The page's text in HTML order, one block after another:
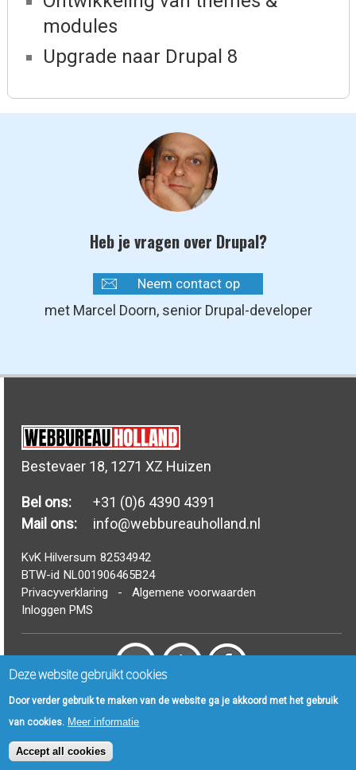
modules
Upgrade naar Drupal 8
Heb je vragen over Drupal?
Neem contact op
met Marcel Doorn, senior Drupal-developer
Bestevaer 18, 1271 XZ Huizen
Bel ons:
+31 (0)6 4390 4391
Mail ons:
info@webbureauholland.nl
KvK Hilversum 82534942
BTW-id NL001906465B24
Privacyverklaring -Algemene voorwaarden
Inloggen PMS
© Webbureau Holland B.V. 2006 - 2024
FAQ|Drupal Woordenboek
Deze website gebruikt cookies
Door verder gebruik te maken van de website ga je akkoord met het gebruik
van cookies. Meer informatie
Accept all cookies